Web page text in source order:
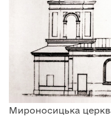
Мироносицька